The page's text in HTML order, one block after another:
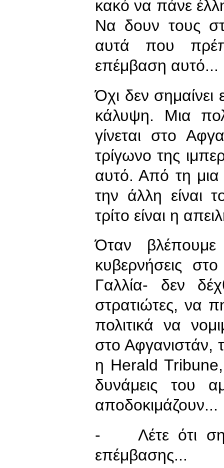
κακό να πάνε
Να δουν τους
αυτά που
επέμβαση αυτό...
Όχι δεν σημαίνει
κάλυψη. Μια
γίνεται στο
τρίγωνο της
αυτό. Από τη μια
την άλλη είναι
τρίτο είναι η
Όταν
κυβερνήσεις
Γαλλία- δεν
στρατιώτες, να
πολιτικά να
στο Αφγανιστάν,
η Herald
δυνάμεις του
αποδοκιμάζουν...
- Λέτε ότι
επέμβασης...